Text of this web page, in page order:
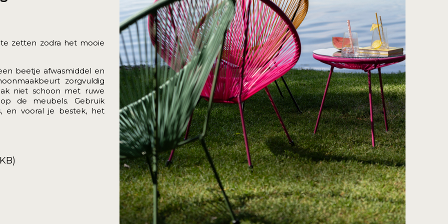
zetten zodra het mooie
beetje afwasmiddel en
zorgvuldig
niet schoon met ruwe
de meubels. Gebruik
en vooral je bestek, het